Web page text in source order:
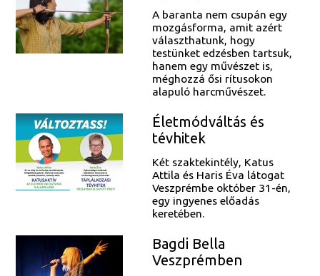
A baranta nem csupán egy
mozgásforma, amit azért
választhatunk, hogy
testünket edzésben tartsuk,
hanem egy művészet is,
méghozzá ősi rítusokon
alapuló harcművészet.
Életmódváltás és
tévhitek
Két szaktekintély, Katus
Attila és Haris Éva látogat
Veszprémbe október 31-én,
egy ingyenes előadás
keretében.
Bagdi Bella
Veszprémben